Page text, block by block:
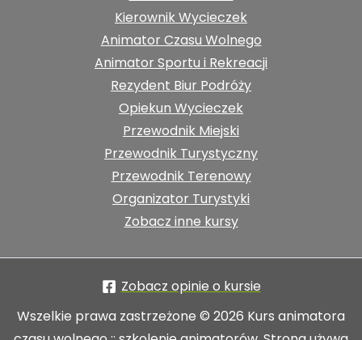
Kierownik Wycieczek
Animator Czasu Wolnego
Animator Sportu i Rekreacji
Rezydent Biur Podróży
Opiekun Wycieczek
Przewodnik Miejski
Przewodnik Turystyczny
Przewodnik Terenowy
Organizator Turystyki
Zobacz inne kursy
Zobacz opinie o kursie
Wszelkie prawa zastrzeżone © 2026 Kurs animatora